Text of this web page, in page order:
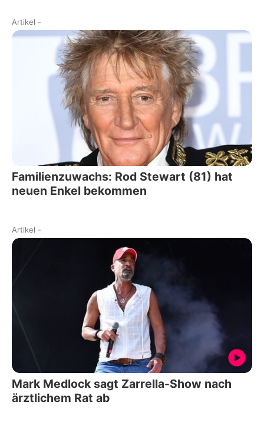
Artikel -
Familienzuwachs: Rod Stewart (81) hat
neuen Enkel bekommen
Artikel -
Mark Medlock sagt Zarrella-Show nach
ärztlichem Rat ab